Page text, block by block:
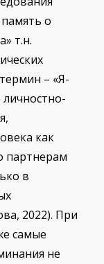
о
т.н.
– «Я-
как
партнерам
в
2022). При
самые
не